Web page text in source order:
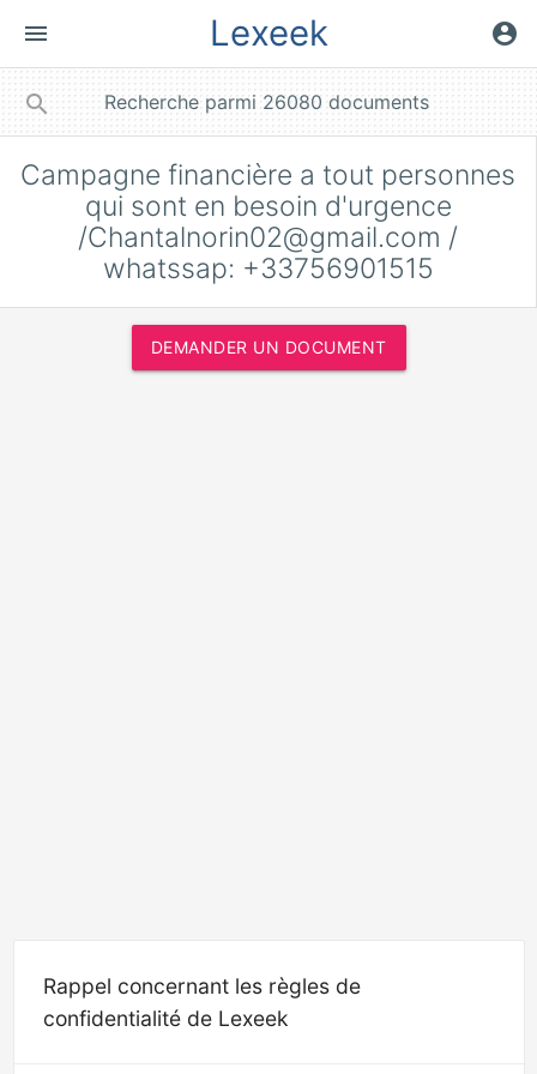
menu Lexeek account_circle
search
Campagne financière a tout personnes
qui sont en besoin d'urgence
/Chantalnorin02@gmail.com /
whatssap: +33756901515
DEMANDER UN DOCUMENT
Rappel concernant les règles de
confidentialité de Lexeek